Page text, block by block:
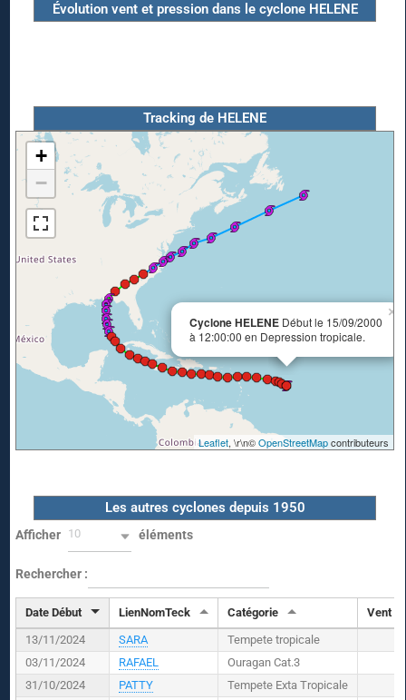
Évolution vent et pression dans le cyclone HELENE
Tracking de HELENE
Cyclone HELENE Début le 15/09/2000
à 12:00:00 en Depression tropicale.
×
+
−
Leaflet, \r\n©OpenStreetMapcontributeurs
Les autres cyclones depuis 1950
Afficher 10 éléments
Rechercher :
Date Début LienNomTeck Catégorie Vent (
13/11/2024
SARA
Tempete tropicale
03/11/2024
RAFAEL
Ouragan Cat.3
31/10/2024
PATTY
Tempete Exta Tropicale